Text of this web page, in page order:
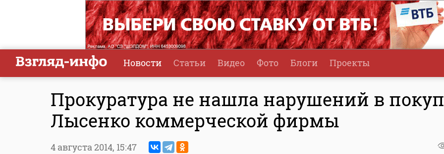
Новости Статьи Видео Фото Блоги Проекты
Прокуратура не нашла нарушений в
Лысенко коммерческой фирмы
4 августа 2014, 15:47